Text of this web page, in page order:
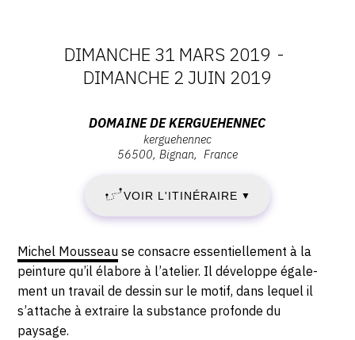
CGU
CGV
SUIVEZ-NOUS
INSTAGRAM
FACEBOOK
TWITTER
PINTEREST
DATES
:
DIMANCHE
31
MARS
2019
-
DIMANCHE
DIMANCHE 31 MARS 2019 -
DIMANCHE 2 JUIN 2019
Kerguehennec,
Kerguehennec,
56500
Bignan
DOMAINE DE KERGUEHENNEC
kerguehennec
56500 Bignan France
VOIR L'ITINÉRAIRE ▼
Description,
horaires...
Michel Mousseau se consacre essentiellement à la
peinture qu’il élabore à l’atelier. Il développe égale-
ment un travail de dessin sur le motif, dans lequel il
s’attache à extraire la substance profonde du
paysage.